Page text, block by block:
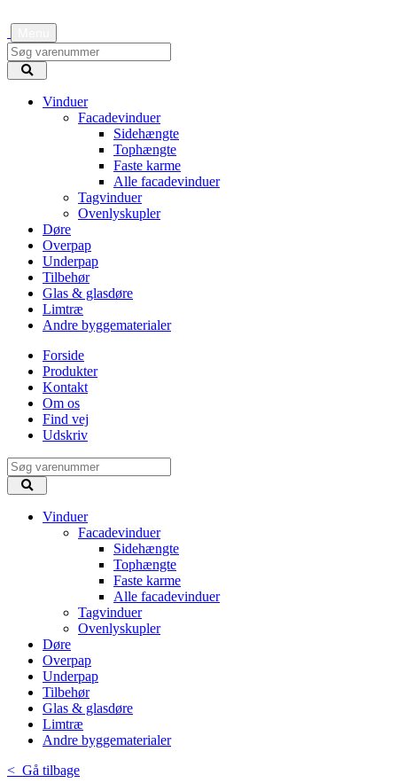
Vinduer
Facadevinduer
Sidehængte
Tophængte
Faste karme
Alle facadevinduer
Tagvinduer
Ovenlyskupler
Døre
Overpap
Underpap
Tilbehør
Glas & glasdøre
Limtræ
Andre byggematerialer
Forside
Produkter
Kontakt
Om os
Find vej
Udskriv
Vinduer
Facadevinduer
Sidehængte
Tophængte
Faste karme
Alle facadevinduer
Tagvinduer
Ovenlyskupler
Døre
Overpap
Underpap
Tilbehør
Glas & glasdøre
Limtræ
Andre byggematerialer
< Gå tilbage